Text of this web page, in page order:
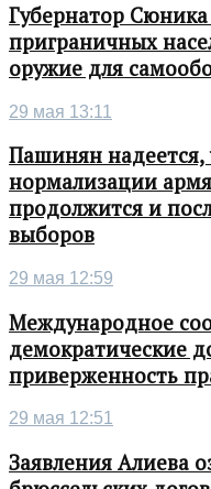
Губернатор Сюника
приграничных
оружие для
29 мая 13:11
Пашинян надеется,
нормализации
продолжится и
выборов
29 мая 12:59
Международное
демократические
приверженность
29 мая 12:51
Заявления Алиева